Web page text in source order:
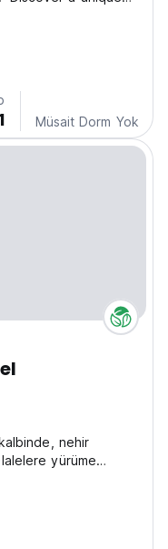
in the vibrant
from the beach.
Müsait Dorm Yok
nehir
yürüme
ekolojik bir
kendinizi